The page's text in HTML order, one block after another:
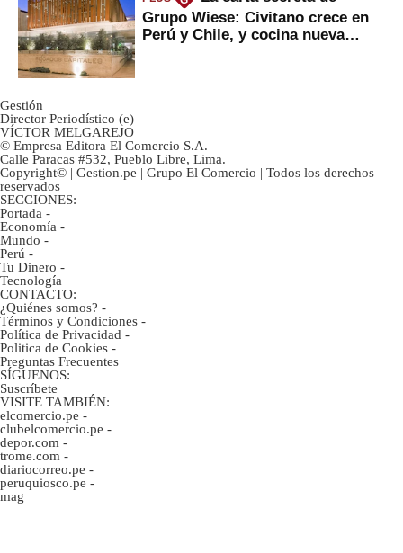
Grupo Wiese: Civitano crece en
Perú y Chile, y cocina nueva
Gestión
Director Periodístico (e)
VÍCTOR MELGAREJO
© Empresa Editora El Comercio S.A.
Calle Paracas #532, Pueblo Libre, Lima.
Copyright© | Gestion.pe | Grupo El Comercio | Todos los derechos
reservados
SECCIONES:
Portada -
Economía -
Mundo -
Perú -
Tu Dinero -
Tecnología
CONTACTO:
¿Quiénes somos? -
Términos y Condiciones -
Política de Privacidad -
Politica de Cookies -
Preguntas Frecuentes
SÍGUENOS:
Suscríbete
VISITE TAMBIÉN:
elcomercio.pe -
clubelcomercio.pe -
depor.com -
trome.com -
diariocorreo.pe -
peruquiosco.pe -
mag